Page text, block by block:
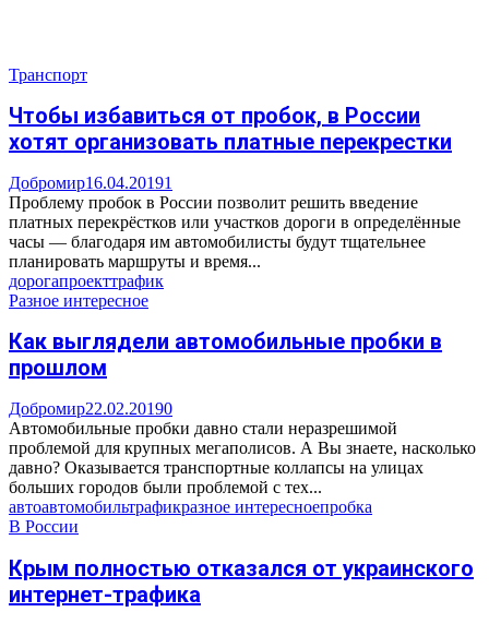
Транспорт
Чтобы избавиться от пробок, в России
хотят организовать платные перекрестки
Добромир16.04.20191
Проблему пробок в России позволит решить введение
платных перекрёстков или участков дороги в определённые
часы — благодаря им автомобилисты будут тщательнее
планировать маршруты и время...
дорогапроекттрафик
Разное интересное
Как выглядели автомобильные пробки в
прошлом
Добромир22.02.20190
Автомобильные пробки давно стали неразрешимой
проблемой для крупных мегаполисов. А Вы знаете, насколько
давно? Оказывается транспортные коллапсы на улицах
больших городов были проблемой с тех...
автоавтомобильтрафикразное интересноепробка
В России
Крым полностью отказался от украинского
интернет-трафика